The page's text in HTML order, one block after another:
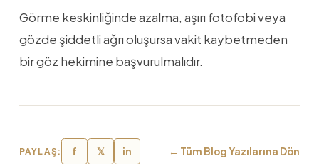
Görme keskinliğinde azalma, aşırı fotofobi veya
gözde şiddetli ağrı oluşursa vakit kaybetmeden
bir göz hekimine başvurulmalıdır.
PAYLAŞ: f 𝕏 in ← Tüm Blog Yazılarına Dön